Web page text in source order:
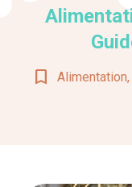
bookmark_border
Alimentation,